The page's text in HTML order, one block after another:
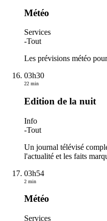
Météo
Services
-Tout
Les prévisions météo
03h30
22 min
Edition de la nuit
Info
-Tout
Un journal télévisé
l'actualité et les faits
03h54
2 min
Météo
Services